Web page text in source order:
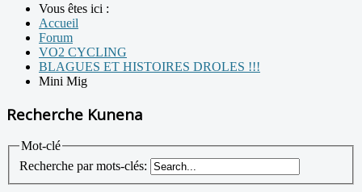
Vous êtes ici :
Accueil
Forum
VO2 CYCLING
BLAGUES ET HISTOIRES DROLES !!!
Mini Mig
Recherche Kunena
Mot-clé
Recherche par mots-clés: